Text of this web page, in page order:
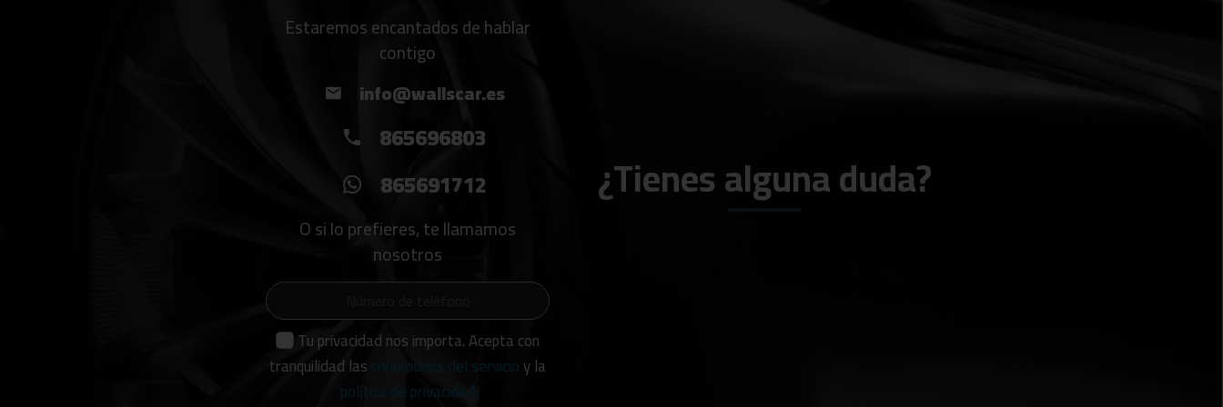
Estaremos encantados de hablar
contigo
info@wallscar.es
865696803
865691712
O si lo prefieres, te llamamos
nosotros
Tu privacidad nos importa. Acepta con
tranquilidad lascondiciones del servicioy la
política de privacidad
¿Tienes alguna duda?